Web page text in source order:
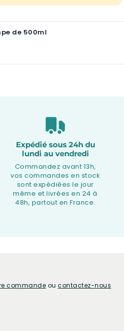
de 500ml
Expédié sous 24h du
lundi au vendredi
Commandez avant 13h,
vos commandes en stock
sont expédiées le jour
même et livrées en 24 à
48h, partout en France.
commande oucontactez-nous